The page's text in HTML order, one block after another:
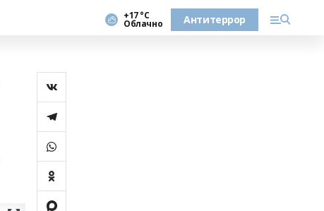
+17 °С
Облачно Антитеррор